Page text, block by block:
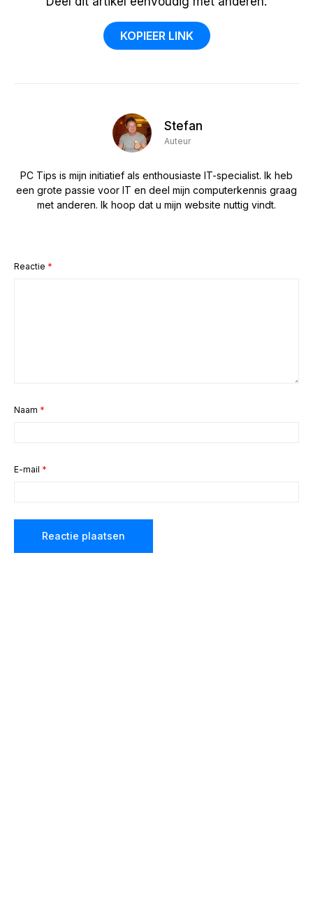
KOPIEER LINK
Stefan
Auteur
PC Tips is mijn initiatief als enthousiaste IT-specialist. Ik heb
een grote passie voor IT en deel mijn computerkennis graag
met anderen. Ik hoop dat u mijn website nuttig vindt.
Reactie *
Naam *
E-mail *